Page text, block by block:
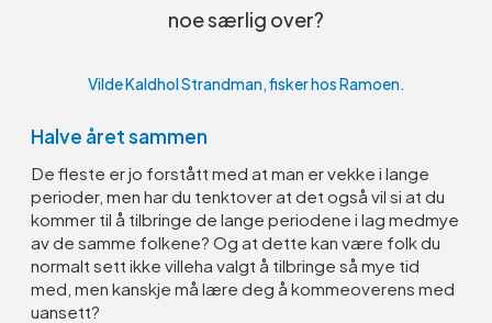
noe særlig over?
Vilde Kaldhol Strandman, fisker hos Ramoen.
Halve året sammen
De fleste er jo forstått med at man er vekke i lange
perioder, men har du tenktover at det også vil si at du
kommer til å tilbringe de lange periodene i lag medmye
av de samme folkene? Og at dette kan være folk du
normalt sett ikke villeha valgt å tilbringe så mye tid
med, men kanskje må lære deg å kommeoverens med
uansett?